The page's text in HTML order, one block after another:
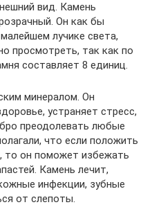
вид. Камень
Он как бы
лучике света,
просмотреть, так как по
составляет 8 единиц.
минералом. Он
устраняет стресс,
преодолевать любые
что если положить
то он поможет избежать
Камень лечит,
инфекции, зубные
от слепоты.